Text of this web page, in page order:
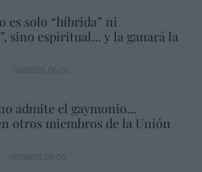
es solo “híbrida” ni
sino espiritual... y la ganará la
admite el gaymonio...
otros miembros de la Unión